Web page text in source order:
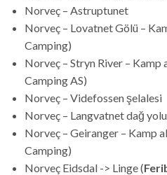
Norveç – Astruptunet
Norveç – Lovatnet Gölü –
Camping)
Norveç – Stryn River – Kamp
Camping AS)
Norveç – Videfossen şelalesi
Norveç – Langvatnet dağ yolu
Norveç – Geiranger – Kamp
Camping)
Norveç Eidsdal -> Linge (